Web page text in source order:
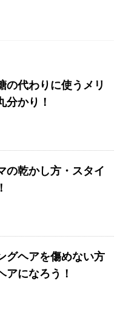
の代わりに使うメリ
分かり！
の乾かし方・スタイ
グヘアを傷めない方
アになろう！